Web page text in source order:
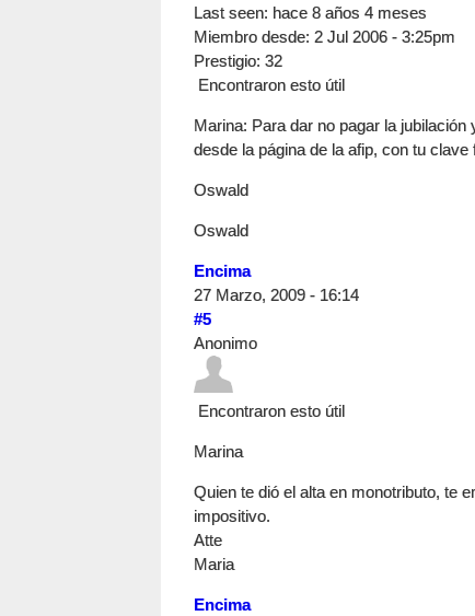
Last seen: hace 8 años 4 meses
Miembro desde: 2 Jul 2006 - 3:25pm
Prestigio: 32
Encontraron esto útil
Marina: Para dar no pagar la
desde la página de la afip, con tu clave
Oswald
Oswald
Encima
27 Marzo, 2009 - 16:14
#5
Anonimo
Encontraron esto útil
Marina
Quien te dió el alta en monotributo, te
impositivo.
Atte
Maria
Encima